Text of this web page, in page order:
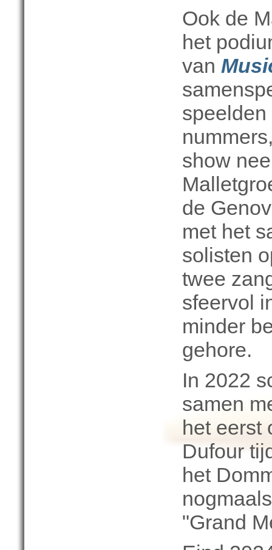
Ook de
het
van
show
de
met het
solisten
twee
sfeervol
minder
gehore.
In 2022
samen
het eerst
Dufour
het
"Grand